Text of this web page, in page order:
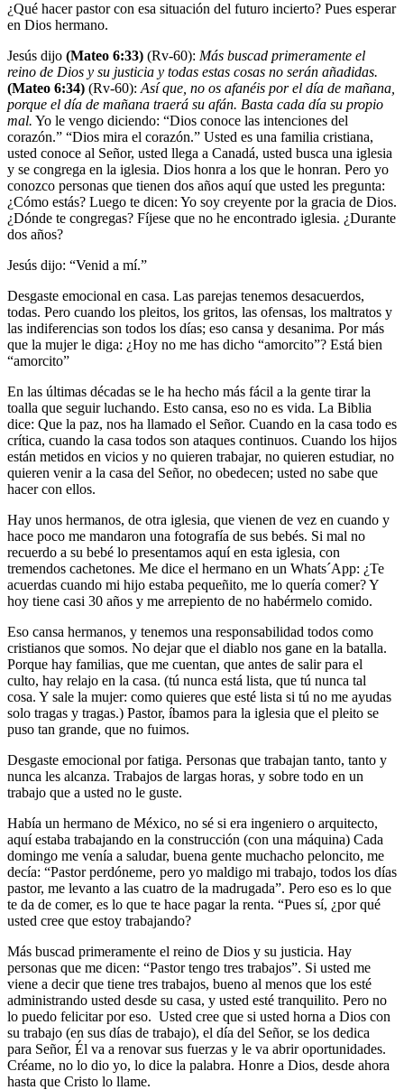
¿Qué hacer pastor con esa situación del futuro incierto? Pues esperar
en Dios hermano.
Jesús dijo (Mateo 6:33) (Rv-60): Más buscad primeramente el
reino de Dios y su justicia y todas estas cosas no serán añadidas.
(Mateo 6:34) (Rv-60): Así que, no os afanéis por el día de mañana,
porque el día de mañana traerá su afán. Basta cada día su propio
mal. Yo le vengo diciendo: “Dios conoce las intenciones del
corazón.” “Dios mira el corazón.” Usted es una familia cristiana,
usted conoce al Señor, usted llega a Canadá, usted busca una iglesia
y se congrega en la iglesia. Dios honra a los que le honran. Pero yo
conozco personas que tienen dos años aquí que usted les pregunta:
¿Cómo estás? Luego te dicen: Yo soy creyente por la gracia de Dios.
¿Dónde te congregas? Fíjese que no he encontrado iglesia. ¿Durante
dos años?
Jesús dijo: “Venid a mí.”
Desgaste emocional en casa. Las parejas tenemos desacuerdos,
todas. Pero cuando los pleitos, los gritos, las ofensas, los maltratos y
las indiferencias son todos los días; eso cansa y desanima. Por más
que la mujer le diga: ¿Hoy no me has dicho “amorcito”? Está bien
“amorcito”
En las últimas décadas se le ha hecho más fácil a la gente tirar la
toalla que seguir luchando. Esto cansa, eso no es vida. La Biblia
dice: Que la paz, nos ha llamado el Señor. Cuando en la casa todo es
crítica, cuando la casa todos son ataques continuos. Cuando los hijos
están metidos en vicios y no quieren trabajar, no quieren estudiar, no
quieren venir a la casa del Señor, no obedecen; usted no sabe que
hacer con ellos.
Hay unos hermanos, de otra iglesia, que vienen de vez en cuando y
hace poco me mandaron una fotografía de sus bebés. Si mal no
recuerdo a su bebé lo presentamos aquí en esta iglesia, con
tremendos cachetones. Me dice el hermano en un Whats´App: ¿Te
acuerdas cuando mi hijo estaba pequeñito, me lo quería comer? Y
hoy tiene casi 30 años y me arrepiento de no habérmelo comido.
Eso cansa hermanos, y tenemos una responsabilidad todos como
cristianos que somos. No dejar que el diablo nos gane en la batalla.
Porque hay familias, que me cuentan, que antes de salir para el
culto, hay relajo en la casa. (tú nunca está lista, que tú nunca tal
cosa. Y sale la mujer: como quieres que esté lista si tú no me ayudas
solo tragas y tragas.) Pastor, íbamos para la iglesia que el pleito se
puso tan grande, que no fuimos.
Desgaste emocional por fatiga. Personas que trabajan tanto, tanto y
nunca les alcanza. Trabajos de largas horas, y sobre todo en un
trabajo que a usted no le guste.
Había un hermano de México, no sé si era ingeniero o arquitecto,
aquí estaba trabajando en la construcción (con una máquina) Cada
domingo me venía a saludar, buena gente muchacho peloncito, me
decía: “Pastor perdóneme, pero yo maldigo mi trabajo, todos los días
pastor, me levanto a las cuatro de la madrugada”. Pero eso es lo que
te da de comer, es lo que te hace pagar la renta. “Pues sí, ¿por qué
usted cree que estoy trabajando?
Más buscad primeramente el reino de Dios y su justicia. Hay
personas que me dicen: “Pastor tengo tres trabajos”. Si usted me
viene a decir que tiene tres trabajos, bueno al menos que los esté
administrando usted desde su casa, y usted esté tranquilito. Pero no
lo puedo felicitar por eso. Usted cree que si usted horna a Dios con
su trabajo (en sus días de trabajo), el día del Señor, se los dedica
para Señor, Él va a renovar sus fuerzas y le va abrir oportunidades.
Créame, no lo dio yo, lo dice la palabra. Honre a Dios, desde ahora
hasta que Cristo lo llame.